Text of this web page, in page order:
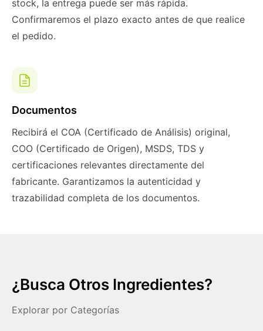
stock, la entrega puede ser más rápida.
Confirmaremos el plazo exacto antes de que realice
el pedido.
Documentos
Recibirá el COA (Certificado de Análisis) original,
COO (Certificado de Origen), MSDS, TDS y
certificaciones relevantes directamente del
fabricante. Garantizamos la autenticidad y
trazabilidad completa de los documentos.
¿Busca Otros Ingredientes?
Explorar por Categorías